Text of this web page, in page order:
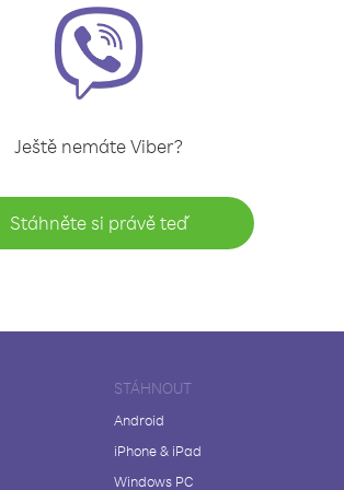
Ještě nemáte Viber?
Stáhněte si právě teď
STÁHNOUT
Android
iPhone & iPad
Windows PC